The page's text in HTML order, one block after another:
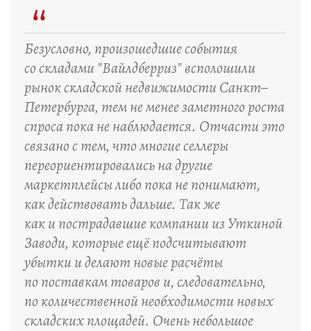
“
Безусловно, произошедшие события
со складами "Вайлдберриз" всполошили
рынок складской недвижимости Санкт–
Петербурга, тем не менее заметного роста
спроса пока не наблюдается. Отчасти это
связано с тем, что многие селлеры
переориентировались на другие
маркетплейсы либо пока не понимают,
как действовать дальше. Так же
как и пострадавшие компании из Уткиной
Заводи, которые ещё подсчитывают
убытки и делают новые расчёты
по поставкам товаров и, следовательно,
по количественной необходимости новых
складских площадей. Очень небольшое